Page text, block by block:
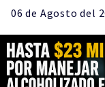
06 de Agosto del